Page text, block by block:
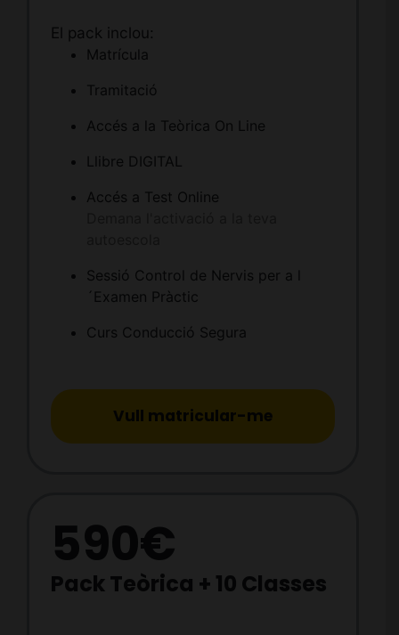
El pack inclou:
Matrícula
Tramitació
Accés a la Teòrica On Line
Llibre DIGITAL
Accés a Test Online
Sessió Control de Nervis per a l
´Examen Pràctic
Curs Conducció Segura
Vull matricular-me
590€
Pack Teòrica + 10 Classes